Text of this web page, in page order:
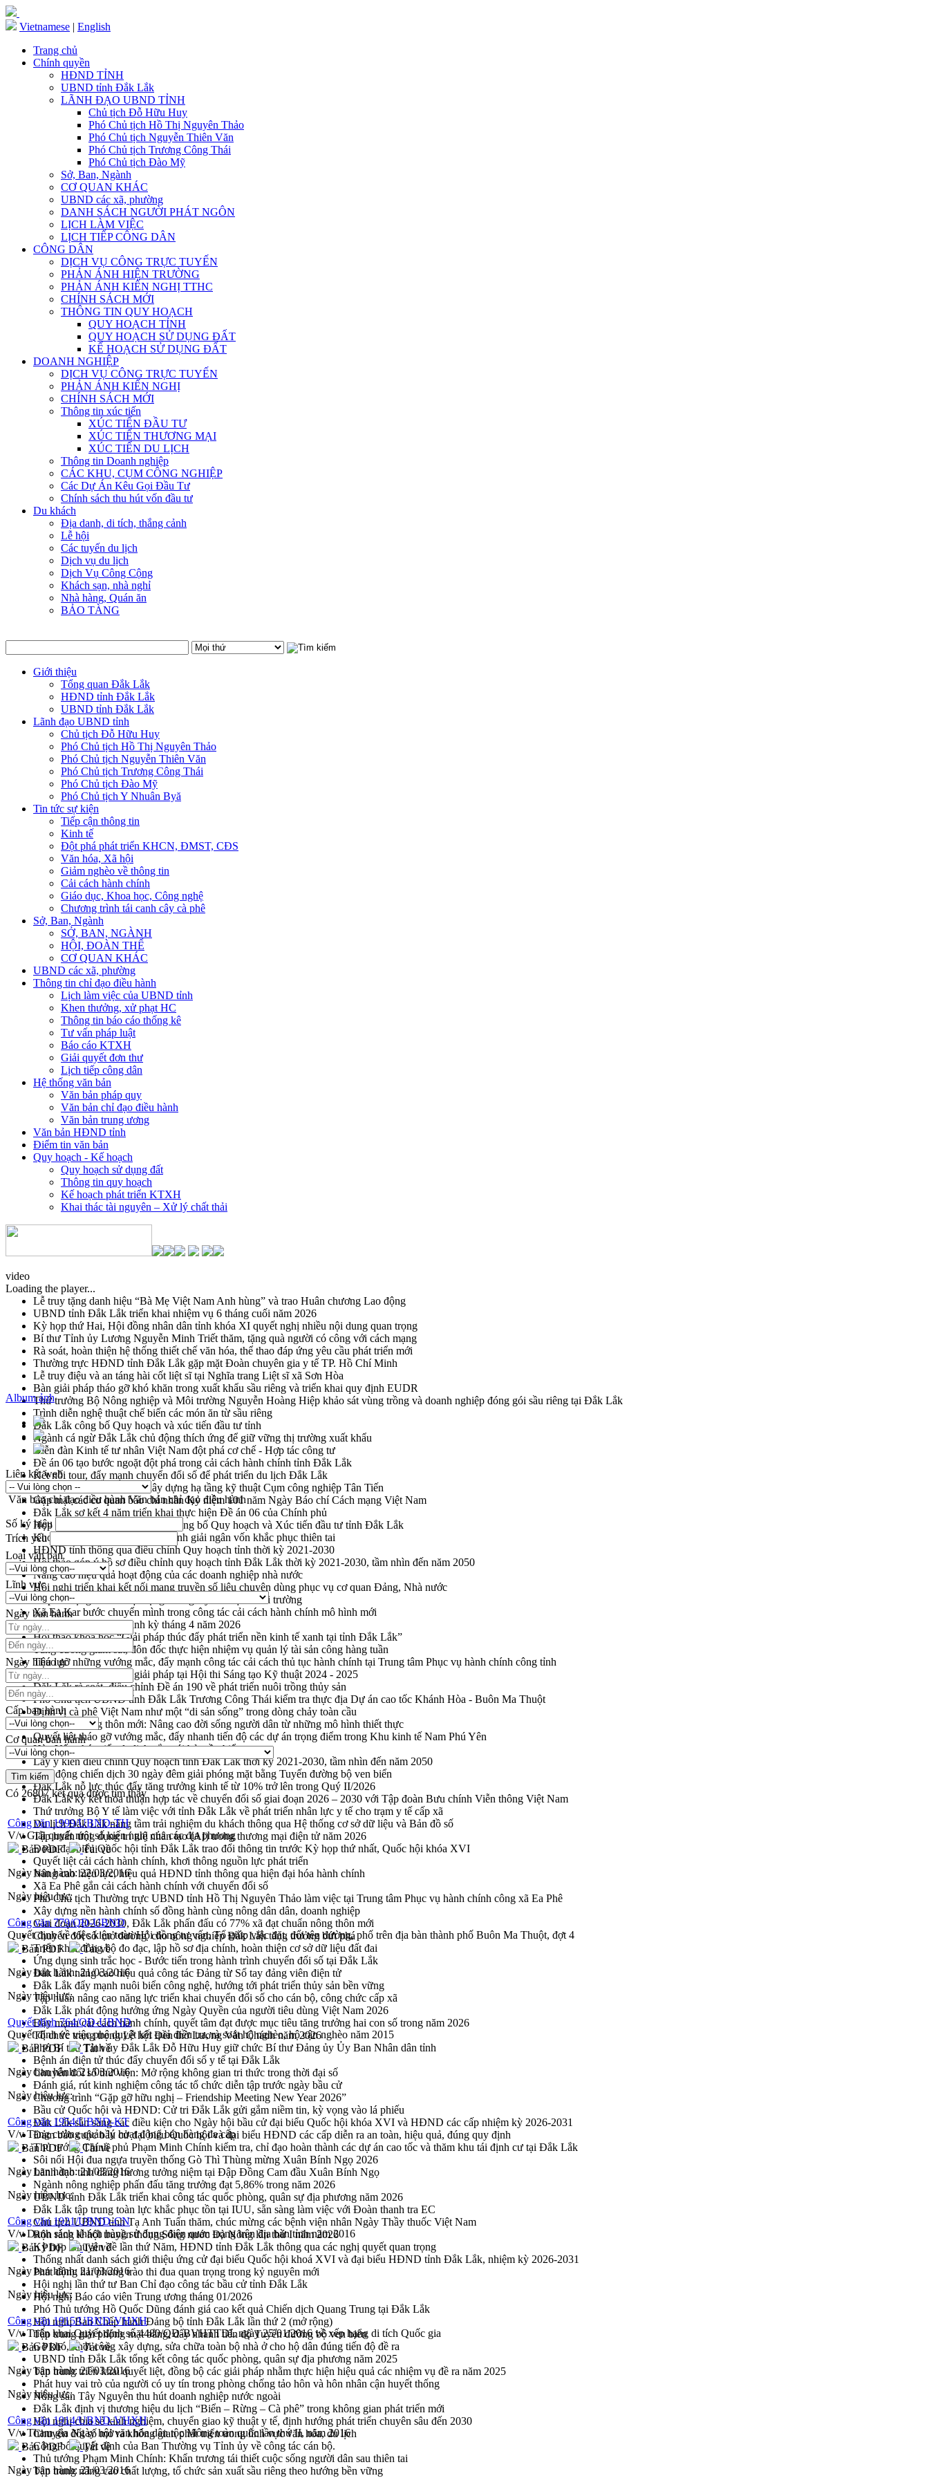
Vietnamese | English
Trang chủ
Chính quyền
HĐND TỈNH
UBND tỉnh Đắk Lắk
LÃNH ĐẠO UBND TỈNH
Chủ tịch Đỗ Hữu Huy
Phó Chủ tịch Hồ Thị Nguyên Thảo
Phó Chủ tịch Nguyễn Thiên Văn
Phó Chủ tịch Trương Công Thái
Phó Chủ tịch Đào Mỹ
Sở, Ban, Ngành
CƠ QUAN KHÁC
UBND các xã, phường
DANH SÁCH NGƯỜI PHÁT NGÔN
LỊCH LÀM VIỆC
LỊCH TIẾP CÔNG DÂN
CÔNG DÂN
DỊCH VỤ CÔNG TRỰC TUYẾN
PHẢN ÁNH HIỆN TRƯỜNG
PHẢN ÁNH KIẾN NGHỊ TTHC
CHÍNH SÁCH MỚI
THÔNG TIN QUY HOẠCH
QUY HOẠCH TỈNH
QUY HOẠCH SỬ DỤNG ĐẤT
KẾ HOẠCH SỬ DỤNG ĐẤT
DOANH NGHIỆP
DỊCH VỤ CÔNG TRỰC TUYẾN
PHẢN ÁNH KIẾN NGHỊ
CHÍNH SÁCH MỚI
Thông tin xúc tiến
XÚC TIẾN ĐẦU TƯ
XÚC TIẾN THƯƠNG MẠI
XÚC TIẾN DU LỊCH
Thông tin Doanh nghiệp
CÁC KHU, CỤM CÔNG NGHIỆP
Các Dự Án Kêu Gọi Đầu Tư
Chính sách thu hút vốn đầu tư
Du khách
Địa danh, di tích, thắng cảnh
Lễ hội
Các tuyến du lịch
Dịch vụ du lịch
Dịch Vụ Công Cộng
Khách sạn, nhà nghỉ
Nhà hàng, Quán ăn
BẢO TÀNG
Giới thiệu
Tổng quan Đắk Lắk
HĐND tỉnh Đắk Lắk
UBND tỉnh Đắk Lắk
Lãnh đạo UBND tỉnh
Chủ tịch Đỗ Hữu Huy
Phó Chủ tịch Hồ Thị Nguyên Thảo
Phó Chủ tịch Nguyễn Thiên Văn
Phó Chủ tịch Trương Công Thái
Phó Chủ tịch Đào Mỹ
Phó Chủ tịch Y Nhuân Byă
Tin tức sự kiện
Tiếp cận thông tin
Kinh tế
Đột phá phát triển KHCN, ĐMST, CĐS
Văn hóa, Xã hội
Giảm nghèo về thông tin
Cải cách hành chính
Giáo dục, Khoa học, Công nghệ
Chương trình tái canh cây cà phê
Sở, Ban, Ngành
SỞ, BAN, NGÀNH
HỘI, ĐOÀN THỂ
CƠ QUAN KHÁC
UBND các xã, phường
Thông tin chỉ đạo điều hành
Lịch làm việc của UBND tỉnh
Khen thưởng, xử phạt HC
Thông tin báo cáo thống kê
Tư vấn pháp luật
Báo cáo KTXH
Giải quyết đơn thư
Lịch tiếp công dân
Hệ thống văn bản
Văn bản pháp quy
Văn bản chỉ đạo điều hành
Văn bản trung ương
Văn bản HĐND tỉnh
Điểm tin văn bản
Quy hoạch - Kế hoạch
Quy hoạch sử dụng đất
Thông tin quy hoạch
Kế hoạch phát triển KTXH
Khai thác tài nguyên – Xử lý chất thải
video
Loading the player...
Lễ truy tặng danh hiệu “Bà Mẹ Việt Nam Anh hùng” và trao Huân chương Lao động
UBND tỉnh Đắk Lắk triển khai nhiệm vụ 6 tháng cuối năm 2026
Kỳ họp thứ Hai, Hội đồng nhân dân tỉnh khóa XI quyết nghị nhiều nội dung quan trọng
Bí thư Tỉnh ủy Lương Nguyễn Minh Triết thăm, tặng quà người có công với cách mạng
Rà soát, hoàn thiện hệ thống thiết chế văn hóa, thể thao đáp ứng yêu cầu phát triển mới
Thường trực HĐND tỉnh Đắk Lắk gặp mặt Đoàn chuyên gia y tế TP. Hồ Chí Minh
Lễ truy điệu và an táng hài cốt liệt sĩ tại Nghĩa trang Liệt sĩ xã Sơn Hòa
Bàn giải pháp tháo gỡ khó khăn trong xuất khẩu sầu riêng và triển khai quy định EUDR
Thứ trưởng Bộ Nông nghiệp và Môi trường Nguyễn Hoàng Hiệp khảo sát vùng trồng và doanh nghiệp đóng gói sầu riêng tại Đắk Lắk
Trình diễn nghệ thuật chế biến các món ăn từ sầu riêng
Đắk Lắk công bố Quy hoạch và xúc tiến đầu tư tỉnh
Ngành cá ngừ Đắk Lắk chủ động thích ứng để giữ vững thị trường xuất khẩu
Diễn đàn Kinh tế tư nhân Việt Nam đột phá cơ chế - Hợp tác công tư
Đề án 06 tạo bước ngoặt đột phá trong cải cách hành chính tỉnh Đắk Lắk
Kết nối tour, đẩy mạnh chuyển đổi số để phát triển du lịch Đắk Lắk
Khởi động Dự án Đầu tư xây dựng hạ tầng kỹ thuật Cụm công nghiệp Tân Tiến
Gặp mặt các cơ quan báo chí nhân Kỷ niệm 101 năm Ngày Báo chí Cách mạng Việt Nam
Đắk Lắk sơ kết 4 năm triển khai thực hiện Đề án 06 của Chính phủ
Họp báo thông tin về Hội nghị Công bố Quy hoạch và Xúc tiến đầu tư tỉnh Đắk Lắk
Khơi thông điểm nghẽn, đẩy nhanh giải ngân vốn khắc phục thiên tai
HĐND tỉnh thông qua điều chỉnh Quy hoạch tỉnh thời kỳ 2021-2030
Hội thảo góp ý hồ sơ điều chỉnh quy hoạch tỉnh Đắk Lắk thời kỳ 2021-2030, tầm nhìn đến năm 2050
Nâng cao hiệu quả hoạt động của các doanh nghiệp nhà nước
Hội nghị triển khai kết nối mạng truyền số liệu chuyên dùng phục vụ cơ quan Đảng, Nhà nước
Lễ phát động chuỗi hoạt động chung tay làm sạch môi trường
Xã Ea Kar bước chuyển mình trong công tác cải cách hành chính mô hình mới
UBND tỉnh họp báo định kỳ tháng 4 năm 2026
Hội thảo khoa học “Giải pháp thúc đẩy phát triển nền kinh tế xanh tại tỉnh Đắk Lắk”
Tăng cường giám sát, đôn đốc thực hiện nhiệm vụ quản lý tài sản công hàng tuần
Tháo gỡ những vướng mắc, đẩy mạnh công tác cải cách thủ tục hành chính tại Trung tâm Phục vụ hành chính công tỉnh
Đắk Lắk: Tôn vinh 46 giải pháp tại Hội thi Sáng tạo Kỹ thuật 2024 - 2025
Đắk Lắk rà soát, điều chỉnh Đề án 190 về phát triển nuôi trồng thủy sản
Phó Chủ tịch UBND tỉnh Đắk Lắk Trương Công Thái kiểm tra thực địa Dự án cao tốc Khánh Hòa - Buôn Ma Thuột
Định vị cà phê Việt Nam như một “di sản sống” trong dòng chảy toàn cầu
Xây dựng nông thôn mới: Nâng cao đời sống người dân từ những mô hình thiết thực
Quyết liệt tháo gỡ vướng mắc, đẩy nhanh tiến độ các dự án trọng điểm trong Khu kinh tế Nam Phú Yên
Hòn Yến phát triển du lịch gắn với bảo tồn biển
Lấy ý kiến điều chỉnh Quy hoạch tỉnh Đắk Lắk thời kỳ 2021-2030, tầm nhìn đến năm 2050
Phát động chiến dịch 30 ngày đêm giải phóng mặt bằng Tuyến đường bộ ven biển
Đắk Lắk nỗ lực thúc đẩy tăng trưởng kinh tế từ 10% trở lên trong Quý II/2026
Đắk Lắk ký kết thỏa thuận hợp tác về chuyển đổi số giai đoạn 2026 – 2030 với Tập đoàn Bưu chính Viễn thông Việt Nam
Thứ trưởng Bộ Y tế làm việc với tỉnh Đắk Lắk về phát triển nhân lực y tế cho trạm y tế cấp xã
Du lịch Đắk Lắk nâng tầm trải nghiệm du khách thông qua Hệ thống cơ sở dữ liệu và Bản đồ số
Tập huấn ứng dụng trí tuệ nhân tạo (AI) trong thương mại điện tử năm 2026
Đoàn đại biểu Quốc hội tỉnh Đắk Lắk trao đổi thông tin trước Kỳ họp thứ nhất, Quốc hội khóa XVI
Quyết liệt cải cách hành chính, khơi thông nguồn lực phát triển
Nâng cao hiệu lực, hiệu quả HĐND tỉnh thông qua hiện đại hóa hành chính
Xã Ea Phê gắn cải cách hành chính với chuyển đổi số
Phó Chủ tịch Thường trực UBND tỉnh Hồ Thị Nguyên Thảo làm việc tại Trung tâm Phục vụ hành chính công xã Ea Phê
Xây dựng nền hành chính số đồng hành cùng nông dân dân, doanh nghiệp
Giai đoạn 2026-2030, Đắk Lắk phấn đấu có 77% xã đạt chuẩn nông thôn mới
Chuyển đổi số 'mở đường' cho nông nghiệp Đắk Lắk tăng trưởng bứt phá
Triển khai đồng bộ đo đạc, lập hồ sơ địa chính, hoàn thiện cơ sở dữ liệu đất đai
Ứng dụng sinh trắc học - Bước tiến trong hành trình chuyển đổi số tại Đắk Lắk
Đắk Lắk nâng cao hiệu quả công tác Đảng từ Sổ tay đảng viên điện tử
Đắk Lắk đẩy mạnh nuôi biển công nghệ, hướng tới phát triển thủy sản bền vững
Tập huấn nâng cao năng lực triển khai chuyển đổi số cho cán bộ, công chức cấp xã
Đắk Lắk phát động hưởng ứng Ngày Quyền của người tiêu dùng Việt Nam 2026
Đẩy mạnh cải cách hành chính, quyết tâm đạt được mục tiêu tăng trưởng hai con số trong năm 2026
Tổ chức trang trọng Lễ hội Đền thờ Lương Văn Chánh năm 2026
Phó Bí thư Tỉnh ủy Đắk Lắk Đỗ Hữu Huy giữ chức Bí thư Đảng ủy Ủy Ban Nhân dân tỉnh
Bệnh án điện tử thúc đẩy chuyển đổi số y tế tại Đắk Lắk
Chuyển đổi số thư viện: Mở rộng không gian tri thức trong thời đại số
Đánh giá, rút kinh nghiệm công tác tổ chức diễn tập trước ngày bầu cử
Chương trình “Gặp gỡ hữu nghị – Friendship Meeting New Year 2026”
Bầu cử Quốc hội và HĐND: Cử tri Đắk Lắk gửi gắm niềm tin, kỳ vọng vào lá phiếu
Đắk Lắk sẵn sàng các điều kiện cho Ngày hội bầu cử đại biểu Quốc hội khóa XVI và HĐND các cấp nhiệm kỳ 2026-2031
Đảm bảo cuộc bầu cử đại biểu Quốc hội và đại biểu HĐND các cấp diễn ra an toàn, hiệu quả, đúng quy định
Thủ tướng Chính phủ Phạm Minh Chính kiểm tra, chỉ đạo hoàn thành các dự án cao tốc và thăm khu tái định cư tại Đắk Lắk
Sôi nổi Hội đua ngựa truyền thống Gò Thì Thùng mừng Xuân Bính Ngọ 2026
Lãnh đạo tỉnh dâng hương tưởng niệm tại Đập Đồng Cam đầu Xuân Bính Ngọ
Ngành nông nghiệp phấn đấu tăng trưởng đạt 5,86% trong năm 2026
UBND tỉnh Đắk Lắk triển khai công tác quốc phòng, quân sự địa phương năm 2026
Đắk Lắk tập trung toàn lực khắc phục tồn tại IUU, sẵn sàng làm việc với Đoàn thanh tra EC
Chủ tịch UBND tỉnh Tạ Anh Tuấn thăm, chúc mừng các bệnh viện nhân Ngày Thầy thuốc Việt Nam
Rộn ràng lễ hội truyền thống Sông nước Đà Nông lần thứ I năm 2026
Kỳ họp Chuyên đề lần thứ Năm, HĐND tỉnh Đắk Lắk thông qua các nghị quyết quan trọng
Thống nhất danh sách giới thiệu ứng cử đại biểu Quốc hội khoá XVI và đại biểu HĐND tỉnh Đắk Lắk, nhiệm kỳ 2026-2031
Phát động hai phong trào thi đua quan trọng trong kỷ nguyên mới
Hội nghị lần thứ tư Ban Chỉ đạo công tác bầu cử tỉnh Đắk Lắk
Hội nghị Báo cáo viên Trung ương tháng 01/2026
Phó Thủ tướng Hồ Quốc Dũng đánh giá cao kết quả Chiến dịch Quang Trung tại Đắk Lắk
Hội nghị Ban Chấp hành Đảng bộ tỉnh Đắk Lắk lần thứ 2 (mở rộng)
Tập trung giải phóng mặt bằng, đẩy nhanh tiến độ Tuyến đường bộ ven biển
Gỡ khó, khởi công xây dựng, sửa chữa toàn bộ nhà ở cho hộ dân đúng tiến độ đề ra
UBND tỉnh Đắk Lắk tổng kết công tác quốc phòng, quân sự địa phương năm 2025
Tập trung triển khai quyết liệt, đồng bộ các giải pháp nhằm thực hiện hiệu quả các nhiệm vụ đề ra năm 2025
Phát huy vai trò của người có uy tín trong phòng chống tảo hôn và hôn nhân cận huyết thống
Nông sản Tây Nguyên thu hút doanh nghiệp nước ngoài
Đắk Lắk định vị thương hiệu du lịch “Biển – Rừng – Cà phê” trong không gian phát triển mới
Hội nghị chia sẻ kinh nghiệm, chuyển giao kỹ thuật y tế, định hướng phát triển chuyên sâu đến 2030
Chuyển đổi số mở ra không gian phát triển trong lĩnh vực văn hóa, du lịch
Công bố quyết định của Ban Thường vụ Tỉnh ủy về công tác cán bộ.
Thủ tướng Phạm Minh Chính: Khẩn trương tái thiết cuộc sống người dân sau thiên tai
Tập trung nâng cao chất lượng, tổ chức sản xuất sầu riêng theo hướng bền vững
Album ảnh
Liên kết web
Văn bản chỉ đạo điều hành Văn bản chỉ đạo điều hành
Số ký hiệu
Trích yếu
Loại văn bản
Lĩnh vực
Ngày ban hành
Ngày hiệu lực
Cấp ban hành
Cơ quan ban hành
Có 26807kết quả được tìm thấy
Công văn 1999/UBND-TH
V/v Giải quyết một số kiến nghị của các địa phương
Bản PDF
Tải về
Ngày ban hành:22/03/2016
Ngày hiệu lực:
Công văn 779/QĐ-UBND
Quyết định về việc kiện toàn Hội đồng tư vấn, Tổ giúp việc đặt, đổi tên đường, phố trên địa bàn thành phố Buôn Ma Thuột, đợt 4
Bản PDF
Tải về
Ngày ban hành:21/03/2016
Ngày hiệu lực:
Quyết định 764/QĐ-UBND
Quyết định về việc phê duyệt kết quả điều tra, rà soát hộ nghèo, hộ cận nghèo năm 2015
Bản PDF
Tải về
Ngày ban hành:21/03/2016
Ngày hiệu lực:
Công văn 1954/UBND-KT
V/v Tăng cường quản lý hoạt động bán hàng đa cấp
Bản PDF
Tải về
Ngày ban hành:21/03/2016
Ngày hiệu lực:
Công văn 1921/UBND-CN
V/v Danh sách khách hàng sử dụng điện quan trọng trên địa bàn tỉnh năm 2016
Bản PDF
Tải về
Ngày ban hành: 21/03/2016
Ngày hiệu lực:
Công văn 1915/UBND-VHXH
V/v Triển khai Quyết định số 4480/QĐ-BVHTTDL ngày 25/01/2016 về xếp hạng di tích Quốc gia
Bản PDF
Tải về
Ngày ban hành:21/03/2016
Ngày hiệu lực:
Công văn 1914/UBND-VHXH
V/v Tham gia Ngày hội văn hóa dân tộc Mông toàn quốc lần thứ II, năm 2016
Bản PDF
Tải về
Ngày ban hành:21/03/2016